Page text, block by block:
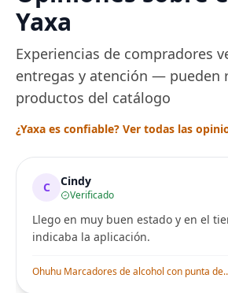
de Acero
Yaxa
Experiencias de compradores
entregas y atención — pueden
productos del catálogo
¿Yaxa es confiable? Ver todas las
C Cindy
Verificado
Llego en muy buen estado y en el
indicaba la aplicación.
Ohuhu Marcadores de alcohol con punta de pincel –